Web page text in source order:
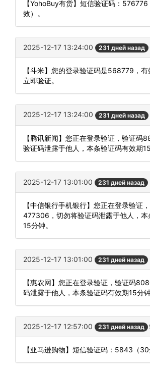
【YohoBuy有货】短信验证码：
效）。
2025-12-17 13:24:00 231 дней назад
【斗米】您的登录验证码是568779，
立即验证。
2025-12-17 13:24:00 231 дней назад
【腾讯新闻】您正在登录验证，验证码
验证码泄露于他人，本条验证码有效期15
2025-12-17 13:01:00 231 дней назад
【中信银行手机银行】您正在登录验证
477306，切勿将验证码泄露于他人，本
15分钟。
2025-12-17 13:01:00 231 дней назад
【惠农网】您正在登录验证，验证码
码泄露于他人，本条验证码有效期15分钟
2025-12-17 12:57:00 231 дней назад
【亚马逊购物】短信验证码：5843（30